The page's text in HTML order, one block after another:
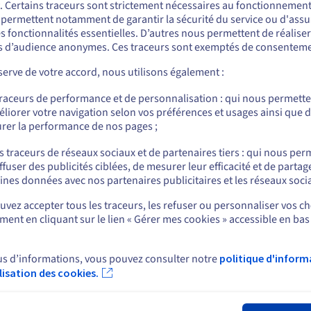
infrastructure sans surcoût inutile, tout en gardant la maîtrise
Un environnement isolé et évolutif
Hébergez vos projets dans un environnement isolé
et flexible. Vous pouvezmonter en configuration
et à
semblez être localisé en États-Unis.
commander, rendez-vous sur le site de votre pays (États-Unis) et créez un
us.ovhcloud.com/
Anglais USD - $
ou
sur le site actuel
un autre site web
Certains traceurs sont strictement nécessaires au
notamment de garantir la sécurité du service ou
fonctionnalités essentielles. D’autres nous permettent de
d’audience anonymes. Ces traceurs sont exemptés de
de votre accord, nous utilisons également :
de performance et de personnalisation : qui nous
votre navigation selon vos préférences et usages ainsi que
la performance de nos pages ;
traceurs de réseaux sociaux et de partenaires tiers : qui nous
des publicités ciblées, de mesurer leur efficacité et de
données avec nos partenaires publicitaires et les réseaux
accepter tous les traceurs, les refuser ou personnaliser vos
en cliquant sur le lien « Gérer mes cookies » accessible en
d’informations, vous pouvez consulter notre politique
des cookies.